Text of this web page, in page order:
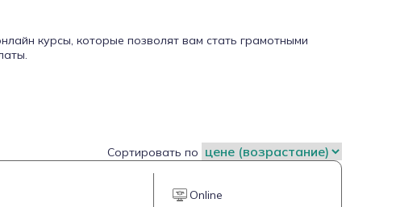
курсы, которые позволят вам стать грамотными
Сортировать по
Online